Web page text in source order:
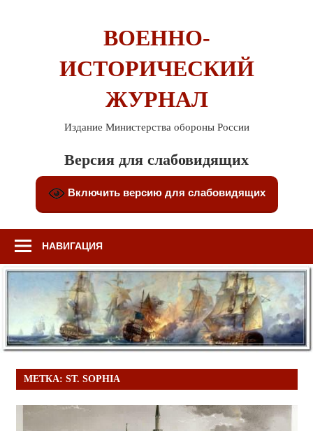
ВОЕННО-
ИСТОРИЧЕСКИЙ
ЖУРНАЛ
Издание Министерства обороны России
Версия для слабовидящих
Включить версию для слабовидящих
НАВИГАЦИЯ
МЕТКА: ST. SOPHIA